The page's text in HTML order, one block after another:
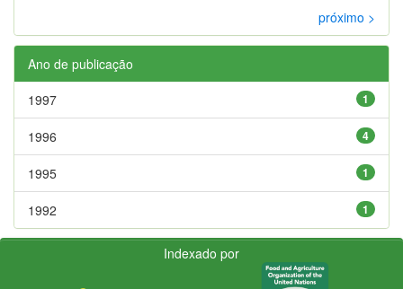
próximo >
Ano de publicação
1
1997
4
1996
1
1995
1
1992
Indexado por